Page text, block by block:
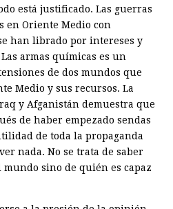
está justificado. Las guerras
en Oriente Medio con
han librado por intereses y
armas químicas es un
de dos mundos que
Medio y sus recursos. La
y Afganistán demuestra que
de haber empezado sendas
de toda la propaganda
nada. No se trata de saber
sino de quién es capaz